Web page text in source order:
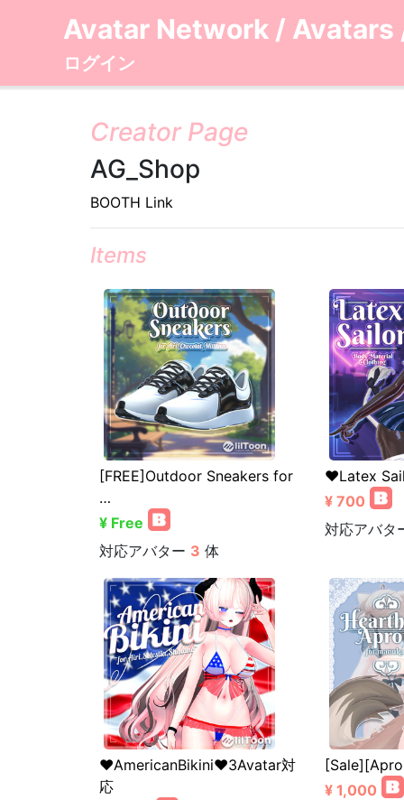
Avatar Network / Avatars
ログイン
Creator Page
AG_Shop
BOOTH Link
Items
[FREE]Outdoor Sneakers for
…
¥ Free
対応アバター 3 体
❤️Latex
¥ 700
対応アバタ
❤️AmericanBikini❤️3Avatar対
応
¥ 1,000